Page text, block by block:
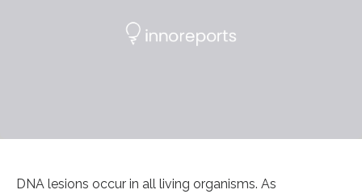
DNA lesions occur in all living organisms. As